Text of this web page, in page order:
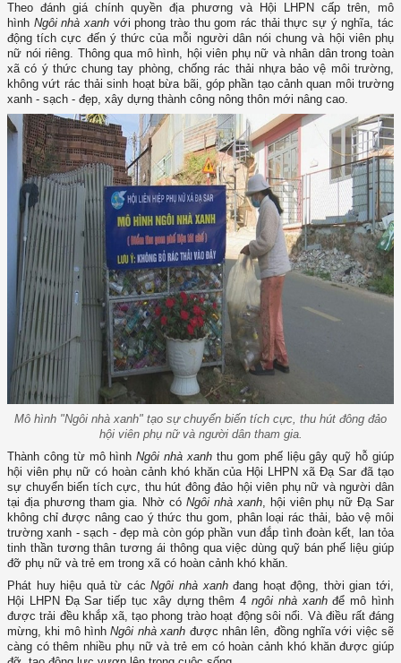
Theo đánh giá chính quyền địa phương và Hội LHPN cấp trên, mô
hình Ngôi nhà xanh với phong trào thu gom rác thải thực sự ý nghĩa, tác
động tích cực đến ý thức của mỗi người dân nói chung và hội viên phụ
nữ nói riêng. Thông qua mô hình, hội viên phụ nữ và nhân dân trong toàn
xã có ý thức chung tay phòng, chống rác thải nhựa bảo vệ môi trường,
không vứt rác thải sinh hoạt bừa bãi, góp phần tạo cảnh quan môi trường
xanh - sạch - đẹp, xây dựng thành công nông thôn mới nâng cao.
Mô hình "Ngôi nhà xanh" tạo sự chuyển biến tích cực, thu hút đông đảo
hội viên phụ nữ và người dân tham gia.
Thành công từ mô hìnhNgôi nhà xanh thu gom phế liệu gây quỹ hỗ giúp
hội viên phụ nữ có hoàn cảnh khó khăn của Hội LHPN xã Đạ Sar đã tạo
sự chuyển biến tích cực, thu hút đông đảo hội viên phụ nữ và người dân
tại địa phương tham gia. Nhờ cóNgôi nhà xanh, hội viên phụ nữ Đạ Sar
không chỉ được nâng cao ý thức thu gom, phân loại rác thải, bảo vệ môi
trường xanh - sạch - đẹp mà còn góp phần vun đắp tình đoàn kết, lan tỏa
tinh thần tương thân tương ái thông qua việc dùng quỹ bán phế liệu giúp
đỡ phụ nữ và trẻ em trong xã có hoàn cảnh khó khăn.
Phát huy hiệu quả từ cácNgôi nhà xanhđang hoạt động, thời gian tới,
Hội LHPN Đạ Sar tiếp tục xây dựng thêm 4 ngôi nhà xanhđể mô hình
được trải đều khắp xã, tạo phong trào hoạt động sôi nổi. Và điều rất đáng
mừng, khi mô hìnhNgôi nhà xanh được nhân lên, đồng nghĩa với việc sẽ
càng có thêm nhiều phụ nữ và trẻ em có hoàn cảnh khó khăn được giúp